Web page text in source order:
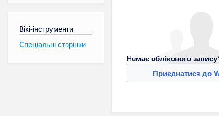
Вікі-інструменти
Спеціальні сторінки
Немає облікового
Приєднатися до